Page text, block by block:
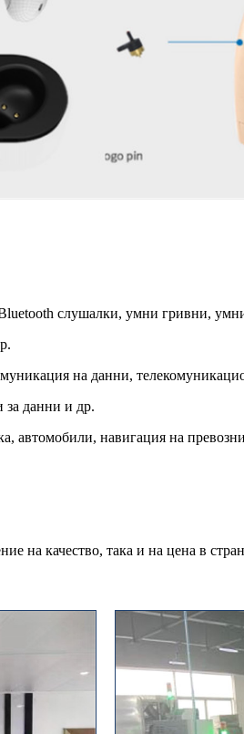
слушалки, умни гривни,
на данни,
за данни и др.
навигация на
качество, така и на цена в